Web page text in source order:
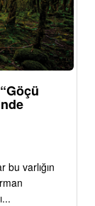
bu varlığın